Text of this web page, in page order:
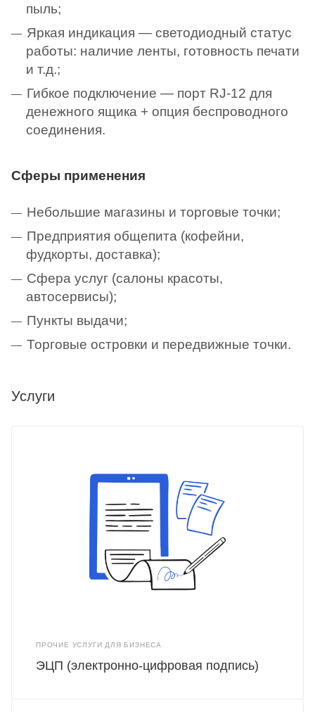
пыль;
Яркая индикация — светодиодный статус
работы: наличие ленты, готовность печати
и т.д.;
Гибкое подключение — порт RJ-12 для
денежного ящика + опция беспроводного
соединения.
Сферы применения
Небольшие магазины и торговые точки;
Предприятия общепита (кофейни,
фудкорты, доставка);
Сфера услуг (салоны красоты,
автосервисы);
Пункты выдачи;
Торговые островки и передвижные точки.
Услуги
ПРОЧИЕ УСЛУГИ ДЛЯ БИЗНЕСА
ЭЦП (электронно-цифровая подпись)